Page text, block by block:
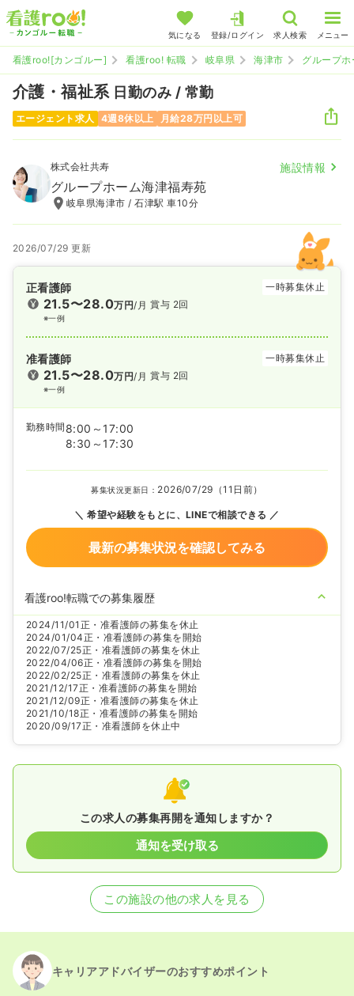
気になる 登録/ログイン 求人検索 メニュー
看護roo![カンゴルー] 看護roo! 転職 岐阜県 海津市 グループ
介護・福祉系 日勤のみ / 常勤
エージェント求人 4週8休以上 月給28万円以上可
株式会社共寿 施設情報
グループホーム海津福寿苑
岐阜県海津市 / 石津駅 車10分
2026/07/29 更新
正看護師 一時募集休止
21.5〜28.0万円/月
※一例
賞与 2回
准看護師 一時募集休止
21.5〜28.0万円/月
※一例
賞与 2回
勤務時間 8:00～17:00
8:30～17:30
募集状況更新日： 2026/07/29（11日前）
希望や経験をもとに、LINEで相談できる
最新の募集状況を確認してみる
看護roo!転職での募集履歴
2024/11/01 正・准看護師の募集を休止
2024/01/04正・准看護師の募集を開始
2022/07/25正・准看護師の募集を休止
2022/04/06正・准看護師の募集を開始
2022/02/25正・准看護師の募集を休止
2021/12/17正・准看護師の募集を開始
2021/12/09正・准看護師の募集を休止
2021/10/18正・准看護師の募集を開始
2020/09/17正・准看護師を休止中
この求人の募集再開を通知しますか？
通知を受け取る
この施設の他の求人を見る
キャリアアドバイザーのおすすめポイント